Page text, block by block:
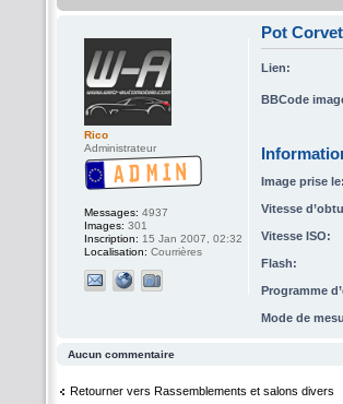
Pot
Lien:
BBCode
Image prise le:
Vitesse
Vitesse ISO:
Flash:
Programme
Mode de
Rico
Administrateur
Messages: 4937
Images: 301
Inscription: 15 Jan 2007, 02:32
Localisation: Courrières
Aucun commentaire
Retourner vers Rassemblements et salons divers